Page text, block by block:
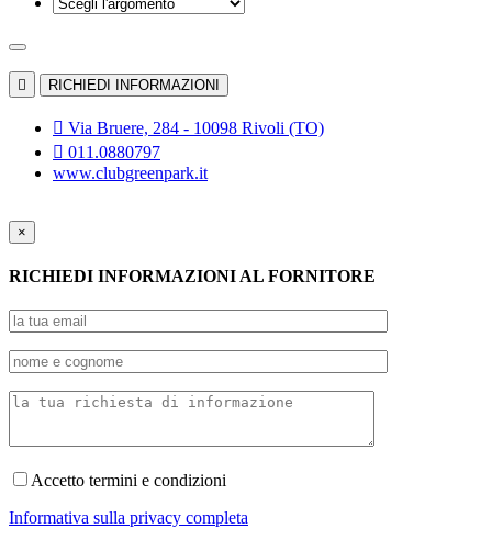
 RICHIEDI INFORMAZIONI
 Via Bruere, 284 - 10098 Rivoli (TO)
 011.0880797
www.clubgreenpark.it
×
RICHIEDI INFORMAZIONI AL FORNITORE
Accetto termini e condizioni
Informativa sulla privacy completa